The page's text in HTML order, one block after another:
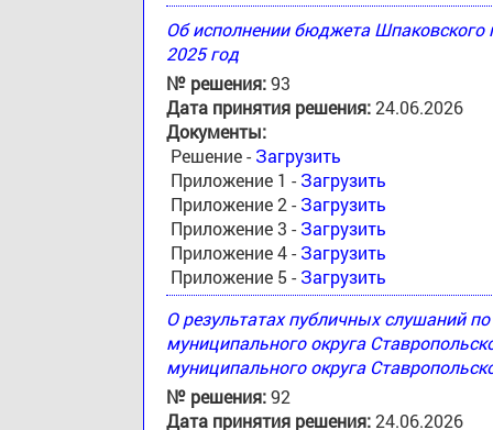
Об исполнении бюджета Шпаковского
2025 год
№ решения:93
Дата принятия решения:24.06.2026
Документы:
Решение - Загрузить
Приложение 1 - Загрузить
Приложение 2 - Загрузить
Приложение 3 - Загрузить
Приложение 4 - Загрузить
Приложение 5 - Загрузить
О результатах публичных слушаний
муниципального округа
муниципального округа
№ решения:92
Дата принятия решения:24.06.2026